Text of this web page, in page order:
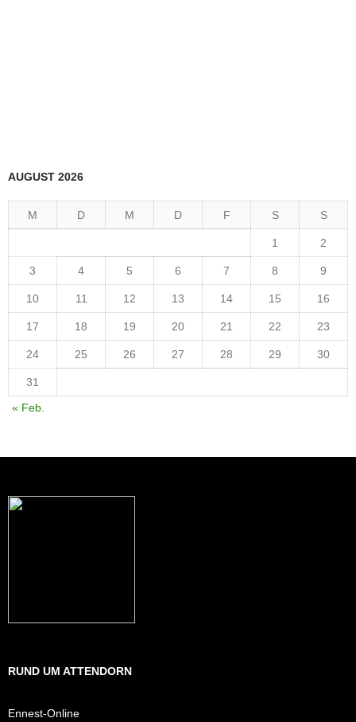
AUGUST 2026
M D M D F S S
1 2
3 4 5 6 7 8 9
10 11 12 13 14 15 16
17 18 19 20 21 22 23
24 25 26 27 28 29 30
31
« Feb.
RUND UM ATTENDORN
Ennest-Online